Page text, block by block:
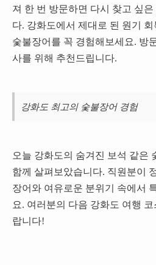
져 한 번 방문하면 다시 찾고 싶
다. 강화도에서 제대로 된 원기
숯불장어를 꼭 경험해보세요. 방
사를 위해 추천드립니다.
강화도 최고의 숯불장어 경험
오늘 강화도의 숨겨진 보석 같은
함께 살펴보았습니다. 직원분이
장어와 여유로운 분위기 속에서
요. 여러분의 다음 강화도 여행
랍니다!